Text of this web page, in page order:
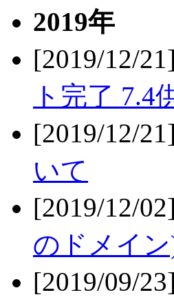
2019年
[2019/12/
ト完了 7.4
[2019/12/
いて
[2019/12/
のドメイ
[2019/09/